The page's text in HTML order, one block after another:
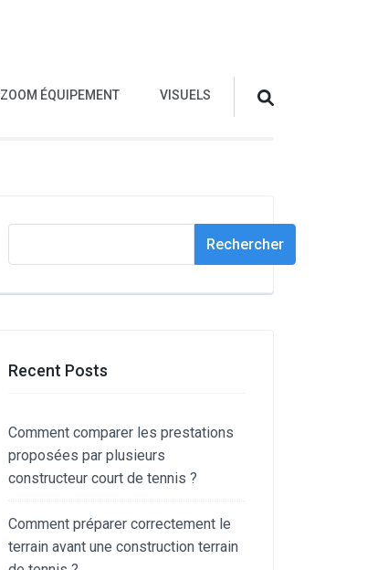
ZOOM ÉQUIPEMENT VISUELS
Rechercher
Recent Posts
Comment comparer les prestations
proposées par plusieurs
constructeur court de tennis ?
Comment préparer correctement le
terrain avant une construction terrain